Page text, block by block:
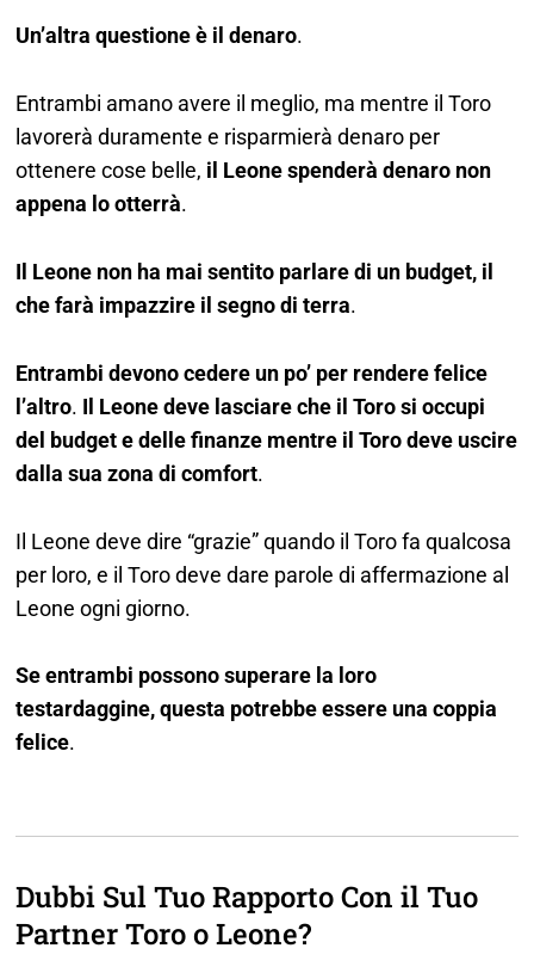
Un’altra questione è il denaro.
Entrambi amano avere il meglio, ma mentre il Toro
lavorerà duramente e risparmierà denaro per
ottenere cose belle, il Leone spenderà denaro non
appena lo otterrà.
Il Leone non ha mai sentito parlare di un budget, il
che farà impazzire il segno di terra.
Entrambi devono cedere un po’ per rendere felice
l’altro. Il Leone deve lasciare che il Toro si occupi
del budget e delle finanze mentre il Toro deve uscire
dalla sua zona di comfort.
Il Leone deve dire “grazie” quando il Toro fa qualcosa
per loro, e il Toro deve dare parole di affermazione al
Leone ogni giorno.
Se entrambi possono superare la loro
testardaggine, questa potrebbe essere una coppia
felice.
Dubbi Sul Tuo Rapporto Con il Tuo
Partner Toro o Leone?